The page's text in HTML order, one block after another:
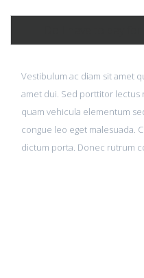
Do I have to pay for
Vestibulum ac diam sit amet
amet dui. Sed porttitor lectus
quam vehicula elementum
congue leo eget malesuada.
dictum porta. Donec rutrum